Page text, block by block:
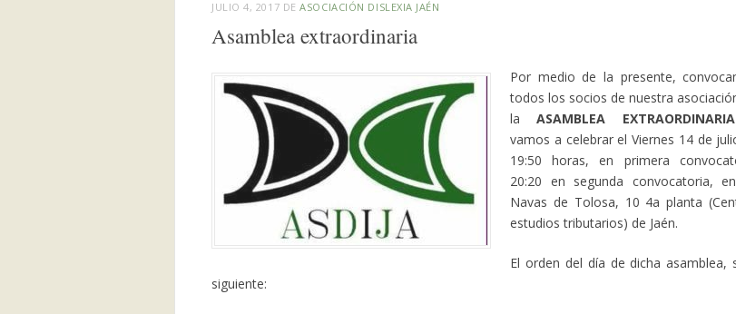
JULIO 4, 2017 DEASOCIACIÓN DISLEXIA JAÉN
Asamblea extraordinaria
Por medio de la presente,
todos los socios de nuestra
laASAMBLEA EXTRAORDINARIA
vamos a celebrar el Viernes 14 de
19:50 horas, en primera
20:20 en segunda convocatoria,
Navas de Tolosa, 10 4a planta
estudios tributarios) de Jaén.
El orden del día de dicha asamblea,
siguiente: